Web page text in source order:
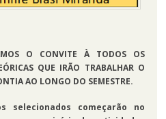
O CONVITE À TODOS OS
QUE IRÃO TRABALHAR O
AO LONGO DO SEMESTRE.
selecionados começarão no